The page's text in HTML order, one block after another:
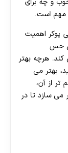
و چه برای
مهم است.
پوکر اهمیت
حس
هرچه بهتر
بهتر می
تر از آن،
سازد تا در